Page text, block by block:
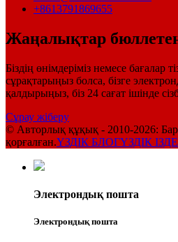
+8613791869655
Жаңалықтар
Біздің өнімдеріміз немесе бағалар
сұрақтарыңыз болса, бізге
қалдырыңыз, біз 24 сағат ішінде
Сұрау жіберу
© Авторлық құқық - 2010-2026:
қорғалған.ҮЗДІК БЛОГҮЗДІК
Электрондық пошта
Электрондық пошта